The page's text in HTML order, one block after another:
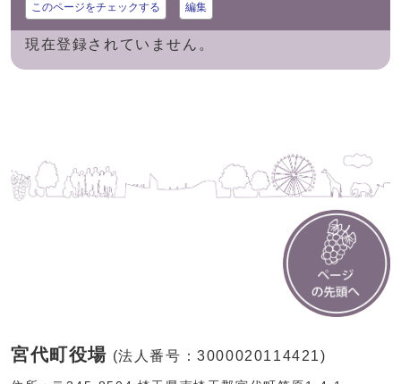
このページをチェックする 編集
現在登録されていません。
宮代町役場 (法人番号：3000020114421)